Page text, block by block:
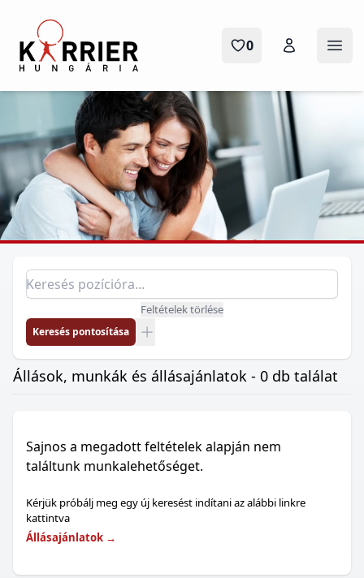
Karrier Hungária
0
Pozíció keresés
Feltételek törlése
Keresés pontosítása
Állások, munkák és állásajánlatok - 0 db találat
Sajnos a megadott feltételek alapján nem
találtunk munkalehetőséget.
Kérjük próbálj meg egy új keresést indítani az alábbi linkre
kattintva
Állásajánlatok →